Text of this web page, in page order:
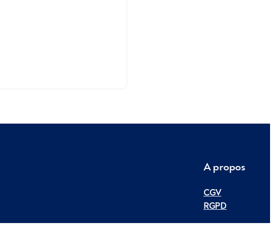
A propos
CGV
RGPD